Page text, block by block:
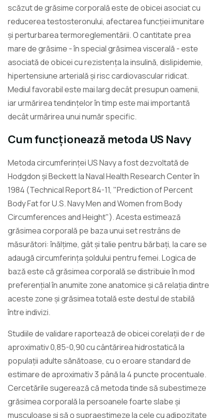
scăzut de grăsime corporală este de obicei asociat cu
reducerea testosteronului, afectarea funcției imunitare
și perturbarea termoreglementării. O cantitate prea
mare de grăsime - în special grăsimea viscerală - este
asociată de obicei cu rezistența la insulină, dislipidemie,
hipertensiune arterială și risc cardiovascular ridicat.
Mediul favorabil este mai larg decât presupun oamenii,
iar urmărirea tendințelor în timp este mai importantă
decât urmărirea unui număr specific.
Cum funcționează metoda US Navy
Metoda circumferinței US Navy a fost dezvoltată de
Hodgdon și Beckett la Naval Health Research Center în
1984 (Technical Report 84-11, "Prediction of Percent
Body Fat for U.S. Navy Men and Women from Body
Circumferences and Height"). Acesta estimează
grăsimea corporală pe baza unui set restrâns de
măsurători: înălțime, gât și talie pentru bărbați, la care se
adaugă circumferința șoldului pentru femei. Logica de
bază este că grăsimea corporală se distribuie în mod
preferențial în anumite zone anatomice și că relația dintre
aceste zone și grăsimea totală este destul de stabilă
între indivizi.
Studiile de validare raportează de obicei corelații de r de
aproximativ 0,85-0,90 cu cântărirea hidrostatică la
populații adulte sănătoase, cu o eroare standard de
estimare de aproximativ 3 până la 4 puncte procentuale.
Cercetările sugerează că metoda tinde să subestimeze
grăsimea corporală la persoanele foarte slabe și
musculoase și să o supraestimeze la cele cu adipozitate